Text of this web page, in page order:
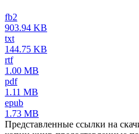
fb2
903.94 KB
txt
144.75 KB
rtf
1.00 MB
pdf
1.11 MB
epub
1.73 MB
Представленные ссылки на